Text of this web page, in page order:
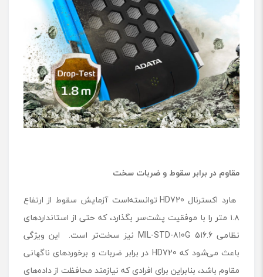
مقاوم در برابر سقوط و ضربات سخت
هارد اکسترنال HD720 توانسته‌است آزمایش سقوط از ارتفاع
۱.۸ متر را با موفقیت پشت‌سر بگذارد، که حتی از استانداردهای
نظامی MIL-STD-810G 516.6 نیز سخت‌تر است. این ویژگی
باعث می‌شود که HD720 در برابر ضربات و برخوردهای ناگهانی
مقاوم باشد، بنابراین برای افرادی که نیازمند محافظت از داده‌های